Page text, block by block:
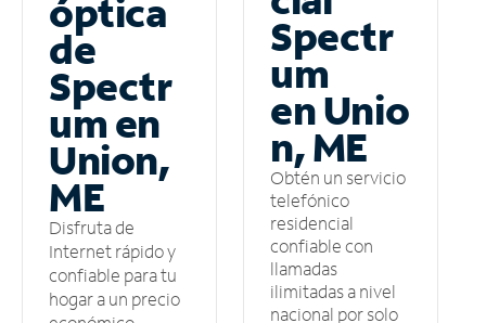
óptica
de
Spectr
um en
Union,
ME
Disfruta de
Internet rápido y
confiable para tu
hogar a un precio
Spectr
um
en Unio
n, ME
Obtén un servicio
telefónico
residencial
confiable con
llamadas
ilimitadas a nivel
nacional por solo